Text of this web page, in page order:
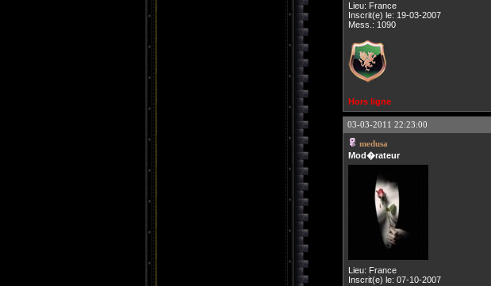
Lieu: France
Inscrit(e) le: 19-03-2007
Mess.: 1090
Hors ligne
03-03-2011 22:23:00
medusa
Mod�rateur
Lieu: France
Inscrit(e) le: 07-10-2007